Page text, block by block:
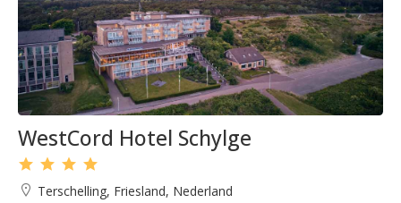
WestCord Hotel Schylge
Terschelling, Friesland, Nederland